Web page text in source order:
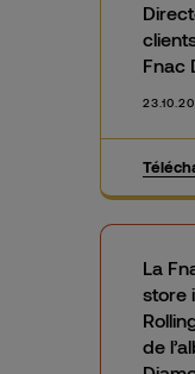
Fnac
La
store
de